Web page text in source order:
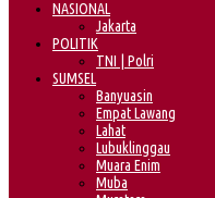
NASIONAL
Jakarta
POLITIK
TNI | Polri
SUMSEL
Banyuasin
Empat Lawang
Lahat
Lubuklinggau
Muara Enim
Muba